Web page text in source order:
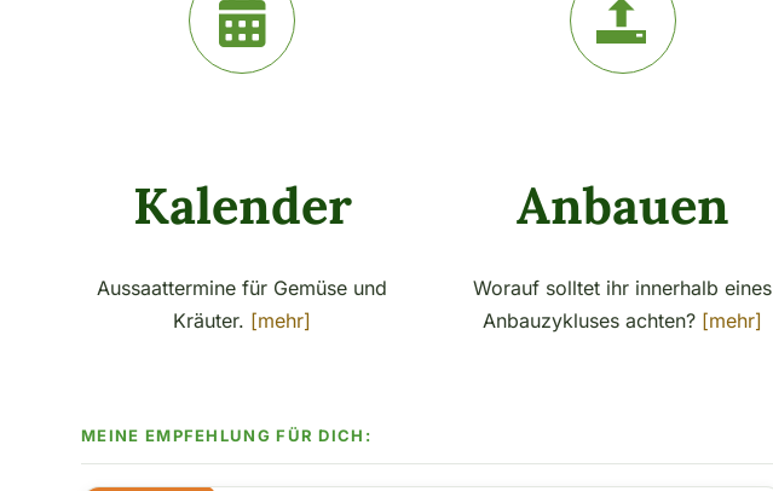
Kalender
Aussaattermine für Gemüse und
Kräuter. [mehr]
Anbauen
Worauf solltet ihr innerhalb eines
Anbauzykluses achten? [mehr]